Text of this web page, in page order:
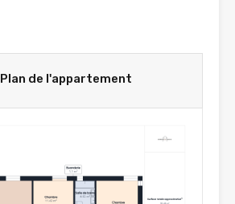
Plan de l'appartement